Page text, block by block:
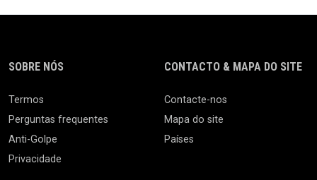
SOBRE NÓS
Termos
Perguntas frequentes
Anti-Golpe
Privacidade
CONTACTO & MAPA DO SITE
Contacte-nos
Mapa do site
Países